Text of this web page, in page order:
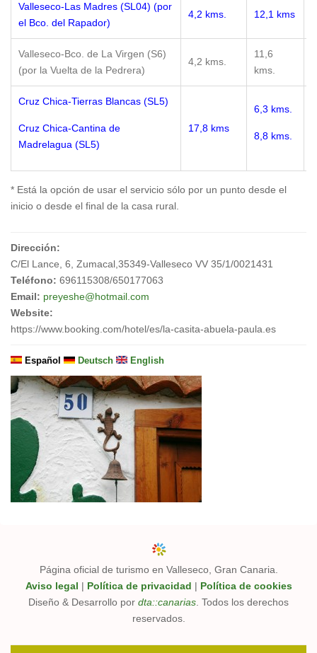
Valleseco-Las Madres (SL04) (por
el Bco. del Rapador)
4,2 kms. 12,1 kms
Valleseco-Bco. de La Virgen (S6)
(por la Vuelta de la Pedrera)
4,2 kms.
11,6
kms.
Cruz Chica-Tierras Blancas (SL5)
Cruz Chica-Cantina de
Madrelagua (SL5)
17,8 kms
6,3 kms.
8,8 kms.
* Está la opción de usar el servicio sólo por un punto desde el
inicio o desde el final de la casa rural.
Dirección:
C/El Lance, 6, Zumacal,35349-Valleseco VV 35/1/0021431
Teléfono: 696115308/650177063
Email: preyeshe@hotmail.com
Website:
https://www.booking.com/hotel/es/la-casita-abuela-paula.es
Español Deutsch English
Página oficial de turismo en Valleseco, Gran Canaria.
Aviso legal | Política de privacidad | Política de cookies
Diseño & Desarrollo por dta::canarias . Todos los derechos
reservados.